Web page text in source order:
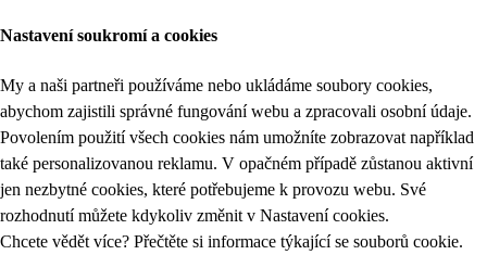
Nastavení soukromí a cookies
My a naši partneři používáme nebo ukládáme soubory cookies,
abychom zajistili správné fungování webu a zpracovali osobní údaje.
Povolením použití všech cookies nám umožníte zobrazovat například
také personalizovanou reklamu. V opačném případě zůstanou aktivní
jen nezbytné cookies, které potřebujeme k provozu webu. Své
rozhodnutí můžete kdykoliv změnit v Nastavení cookies.
Chcete vědět více? Přečtěte si informace týkající se souborů cookie.